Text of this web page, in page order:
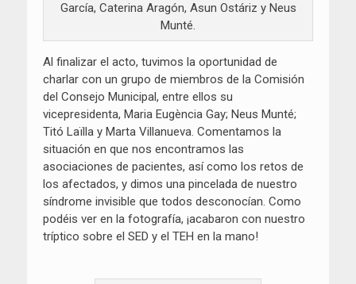
García, Caterina Aragón, Asun Ostáriz y Neus
Munté.
Al finalizar el acto, tuvimos la oportunidad de
charlar con un grupo de miembros de la Comisión
del Consejo Municipal, entre ellos su
vicepresidenta, Maria Eugència Gay; Neus Munté;
Titó Laïlla y Marta Villanueva. Comentamos la
situación en que nos encontramos las
asociaciones de pacientes, así como los retos de
los afectados, y dimos una pincelada de nuestro
síndrome invisible que todos desconocían. Como
podéis ver en la fotografía, ¡acabaron con nuestro
tríptico sobre el SED y el TEH en la mano!